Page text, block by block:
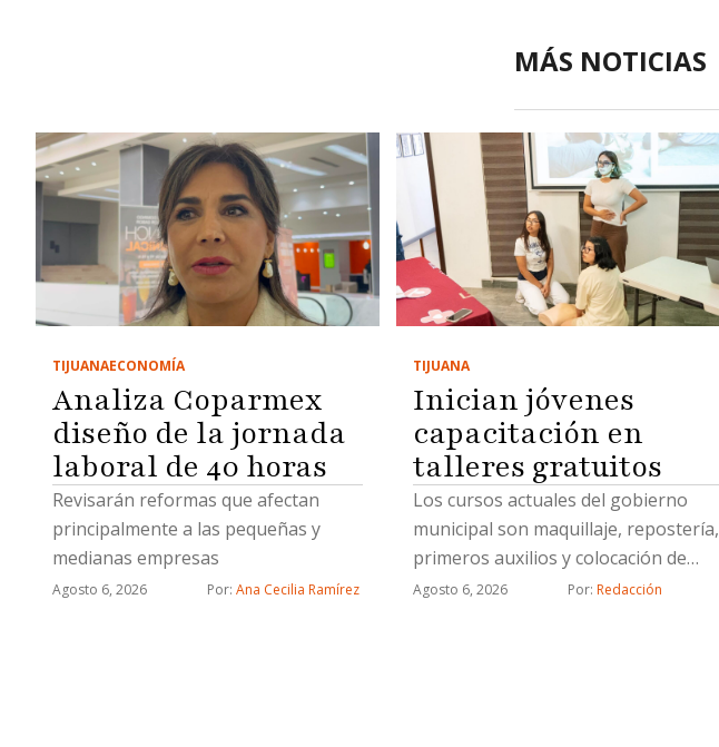
MÁS NOTICIAS
TIJUANAECONOMÍA
Analiza Coparmex
diseño de la jornada
laboral de 40 horas
Revisarán reformas que afectan
principalmente a las pequeñas y
medianas empresas
Agosto 6, 2026 Por: Ana Cecilia Ramírez
TIJUANA
Inician jóvenes
capacitación en
talleres gratuitos
Los cursos actuales del gobierno
municipal son maquillaje, repostería,
primeros auxilios y colocación de
uñas acrílicas
Agosto 6, 2026 Por: Redacción